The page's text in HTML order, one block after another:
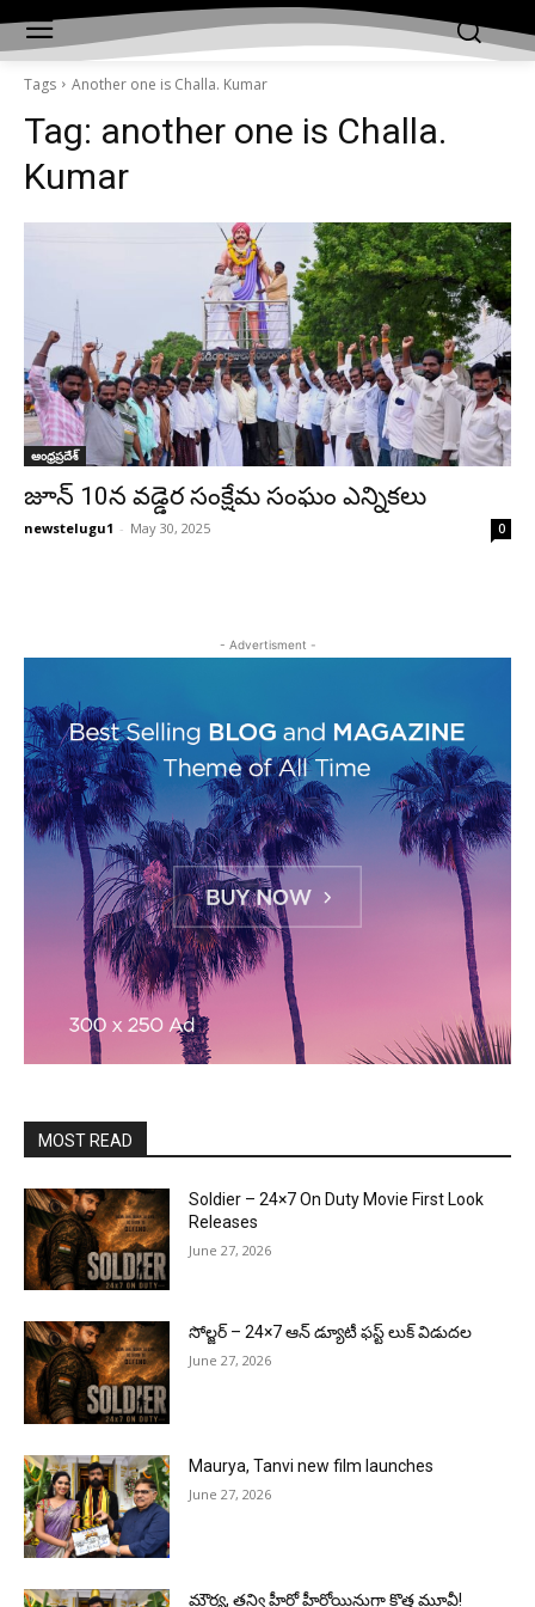
Tags Another one is Challa. Kumar
Tag: another one is Challa.
Kumar
ఆంధ్రప్రదేశ్‌
జూన్ 10న వడ్డెర సంక్షేమ సంఘం ఎన్నికలు
newstelugu1 - May 30, 2025 0
- Advertisment -
MOST READ
Soldier – 24×7 On Duty Movie First Look
Releases
June 27, 2026
సోల్జర్ – 24×7 ఆన్ డ్యూటీ ఫస్ట్ లుక్ విడుదల
June 27, 2026
Maurya, Tanvi new film launches
June 27, 2026
మౌర్య‌, త‌న్వి హీరో హీరోయిన్లుగా కొత్త మూవీ!